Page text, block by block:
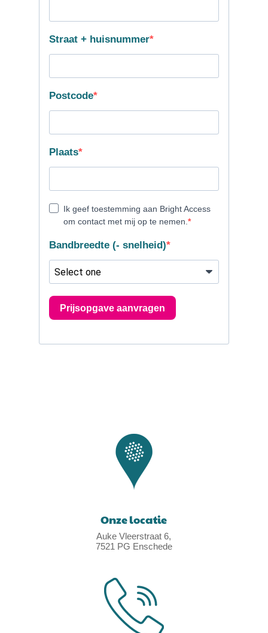
Onze locatie
Auke Vleerstraat 6,
7521 PG Enschede